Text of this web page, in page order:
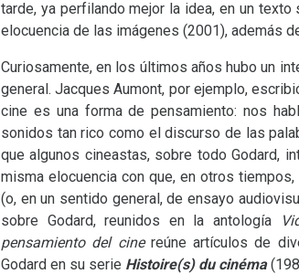
tarde, ya perfilando mejor la idea, en un
elocuencia de las imágenes (2001), además
Curiosamente, en los últimos años hubo un
general. Jacques Aumont, por ejemplo,
cine es una forma de pensamiento: nos
sonidos tan rico como el discurso de las
que algunos cineastas, sobre todo Godard,
misma elocuencia con que, en otros
(o, en un sentido general, de ensayo
sobre Godard, reunidos en la antología
pensamiento del cinereúne artículos de
Godard en su serie Histoire(s) du cinéma